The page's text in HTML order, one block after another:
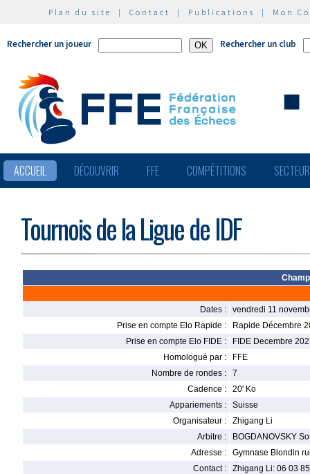
Plan du site | Contact | Publications | Mon
Rechercher un joueur Rechercher un club
ACCUEIL DÉCOUVRIR FFE COMPÉTITIONS
Tournois de la Ligue de IDF
Dates :
vendredi 11
Prise en compte Elo Rapide :
Rapide Décembre
Prise en compte Elo FIDE :
FIDE Decembre
Homologué par :
FFE
Nombre de rondes :
7
Cadence :
20' Ko
Appariements :
Suisse
Organisateur :
Zhigang Li
Arbitre :
BOGDANOVSKY
Adresse :
Gymnase Blondin
Contact :
Zhigang Li: 06 03